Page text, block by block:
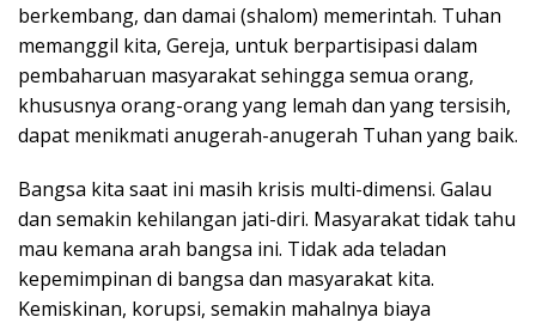
berkembang, dan damai (shalom) memerintah. Tuhan
memanggil kita, Gereja, untuk berpartisipasi dalam
pembaharuan masyarakat sehingga semua orang,
khususnya orang-orang yang lemah dan yang tersisih,
dapat menikmati anugerah-anugerah Tuhan yang baik.
Bangsa kita saat ini masih krisis multi-dimensi. Galau
dan semakin kehilangan jati-diri. Masyarakat tidak tahu
mau kemana arah bangsa ini. Tidak ada teladan
kepemimpinan di bangsa dan masyarakat kita.
Kemiskinan, korupsi, semakin mahalnya biaya